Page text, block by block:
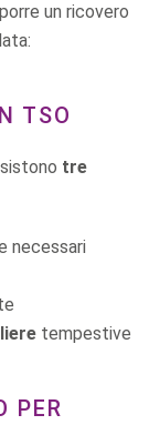
un ricovero
TSO
tre
necessari
tempestive
PER